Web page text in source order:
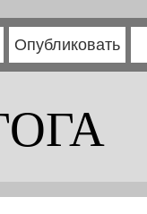
Опубликовать